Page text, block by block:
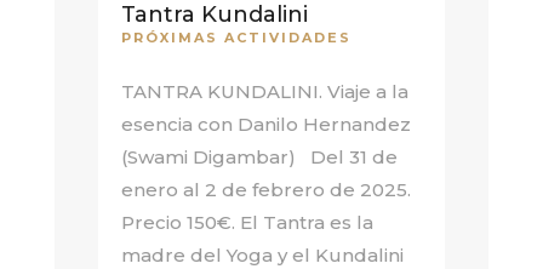
Tantra Kundalini
PRÓXIMAS ACTIVIDADES
TANTRA KUNDALINI. Viaje a la
esencia con Danilo Hernandez
(Swami Digambar) Del 31 de
enero al 2 de febrero de 2025.
Precio 150€. El Tantra es la
madre del Yoga y el Kundalini